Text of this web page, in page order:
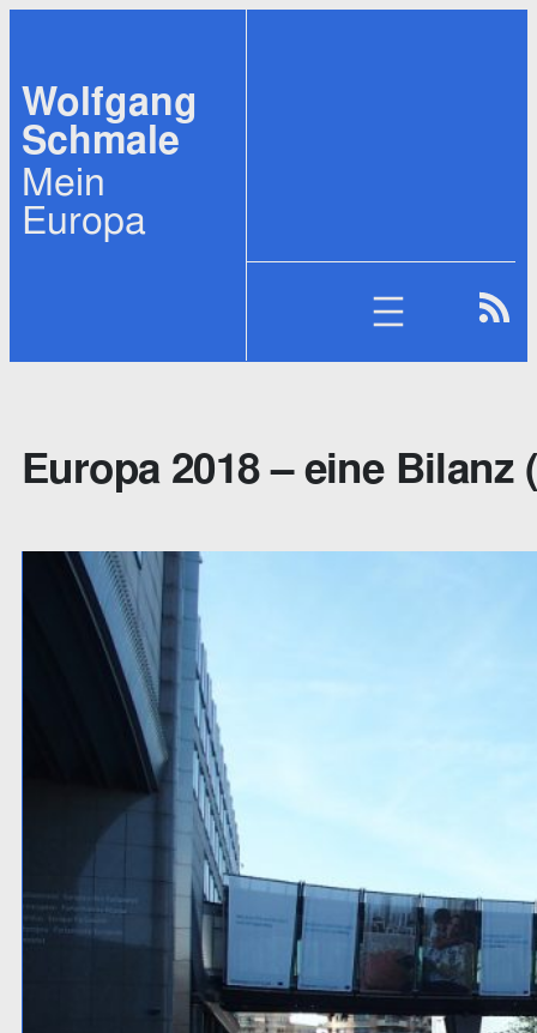
springen
Wolfgang
Schmale
Mein
Europa
Europa 2018 – eine Bilanz